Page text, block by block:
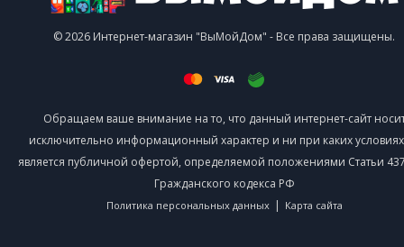
© 2026 Интернет-магазин "ВыМойДом" - Все права защищены.
Обращаем ваше внимание на то, что данный интернет-сайт
исключительно информационный характер и ни при каких
является публичной офертой, определяемой положениями Статьи
Гражданского кодекса РФ
Политика персональных данных | Карта сайта